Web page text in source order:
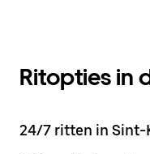
Ritopties in
24/7 ritten in Sint-